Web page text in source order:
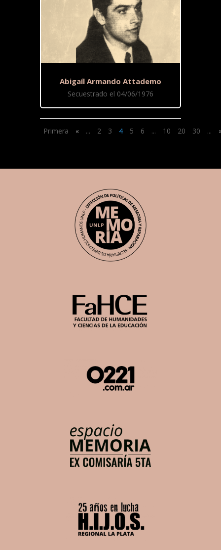
Abigaíl Armando Attademo
Secuestrado el 04/06/1976
Primera « ... 2 3 4 5 6 ... 10 20 30 ...